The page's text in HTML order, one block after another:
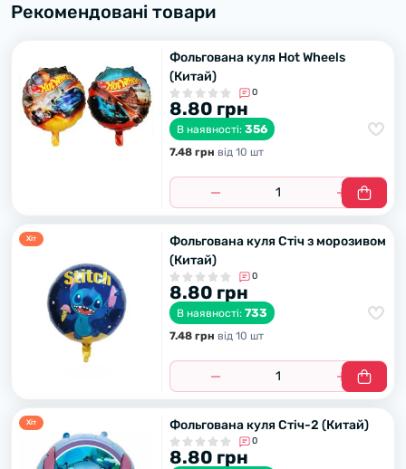
Рекомендовані товари
Фольгована куля Hot Wheels
(Китай)
0
8.80 грн
В наявності: 356
7.48 грн вiд 10 шт
Хiт
Фольгована куля Стіч з морозивом
(Китай)
0
8.80 грн
В наявності: 733
7.48 грн вiд 10 шт
Хiт Фольгована куля Стіч-2 (Китай)
0
8.80 грн